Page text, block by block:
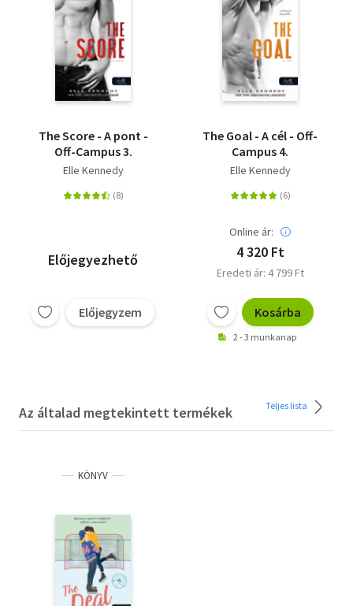
The Score - A pont -
Off-Campus 3.
Elle Kennedy
Előjegyezhető
Előjegyzem
The Goal - A cél - Off-
Campus 4.
Elle Kennedy
Online ár:
4 320 Ft
Eredeti ár: 4 799 Ft
Kosárba
2 - 3 munkanap
Az általad megtekintett termékek Teljes lista
KÖNYV